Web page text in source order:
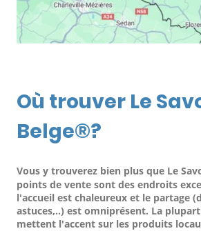
Où trouver Le
Belge®?
Vous y trouverez bien plus que Le
points de vente sont des endroits
l'accueil est chaleureux et le partage
astuces,..) est omniprésent. La
mettent l'accent sur les produits